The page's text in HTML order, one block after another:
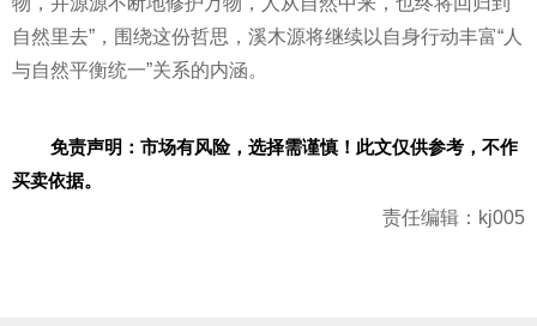
自然里去”，围绕这份哲思，溪木源将继续以自身行动丰富“人
与自然平衡统一”关系的内涵。
免责声明：市场有风险，选择需谨慎！此文仅供参考，不作
买卖依据。
责任编辑：kj005